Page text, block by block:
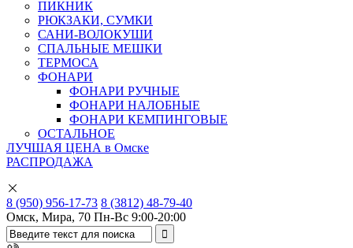
ПИКНИК
РЮКЗАКИ, СУМКИ
САНИ-ВОЛОКУШИ
СПАЛЬНЫЕ МЕШКИ
ТЕРМОСА
ФОНАРИ
ФОНАРИ РУЧНЫЕ
ФОНАРИ НАЛОБНЫЕ
ФОНАРИ КЕМПИНГОВЫЕ
ОСТАЛЬНОЕ
ЛУЧШАЯ ЦЕНА в Омске
РАСПРОДАЖА
8 (950) 956-17-73 8 (3812) 48-79-40
Омск, Мира, 70 Пн-Вс 9:00-20:00